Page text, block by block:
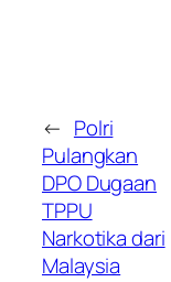
← Polri
Pulangkan
DPO Dugaan
TPPU
Narkotika dari
Malaysia